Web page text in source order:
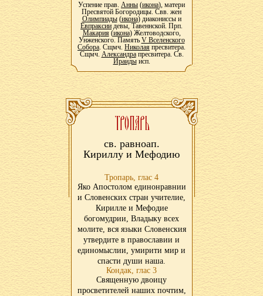
Успение прав. Анны (икона), матери
Пресвятой Богородицы. Свв. жен
Олимпиады(икона) диакониссы и
Евпраксии девы, Тавеннской. Прп.
Макария(икона) Желтоводского,
Унженского. Память V Вселенского
Собора. Сщмч. Николая пресвитера.
Сщмч. Александрапресвитера. Св.
Ираидыисп.
св. равноап.
Кириллу и Мефодию
Тропарь, глас 4
Яко Апостолом единонравнии
и Словенских стран учителие,
Кирилле и Мефодие
богомудрии, Владыку всех
молите, вся языки Словенския
утвердите в православии и
единомыслии, умирити мир и
спасти души наша.
Кондак, глас 3
Священную двоицу
просветителей наших почтим,